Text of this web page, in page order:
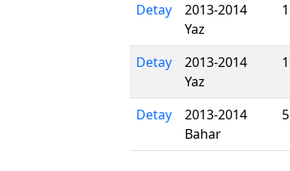
Detay
2013-2014
Yaz
1
Detay
2013-2014
Yaz
1
Detay
2013-2014
Bahar
5